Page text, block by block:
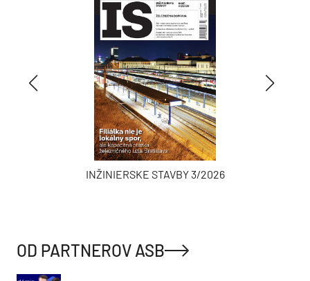
INŽINIERSKE STAVBY 3/2026
OD PARTNEROV ASB